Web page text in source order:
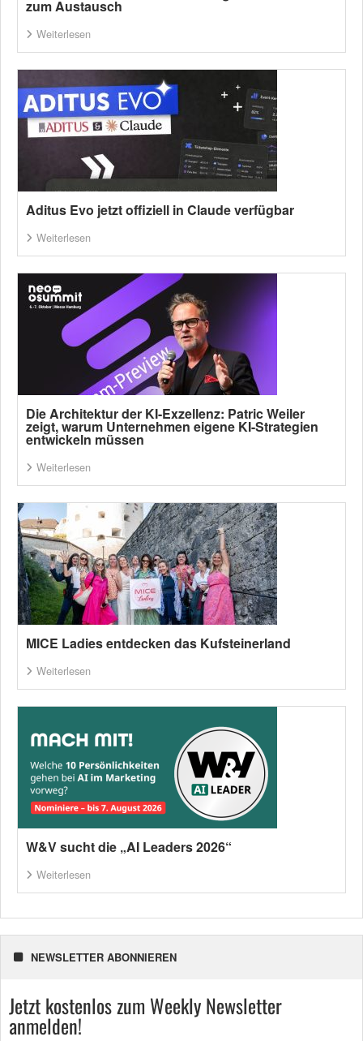
zum Austausch
Weiterlesen
Aditus Evo jetzt offiziell in Claude verfügbar
Weiterlesen
Die Architektur der KI-Exzellenz: Patric Weiler
zeigt, warum Unternehmen eigene KI-Strategien
entwickeln müssen
Weiterlesen
MICE Ladies entdecken das Kufsteinerland
Weiterlesen
W&V sucht die „AI Leaders 2026“
Weiterlesen
NEWSLETTER ABONNIEREN
Jetzt kostenlos zum Weekly Newsletter
anmelden!